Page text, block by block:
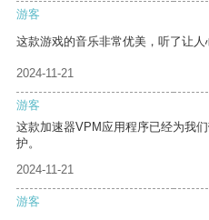
游客
这款游戏的音乐非常优美，听了让人
2024-11-21
游客
这款加速器VPM应用程序已经为我
护。
2024-11-21
游客